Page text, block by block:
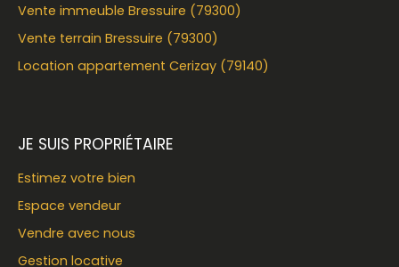
Vente immeuble Bressuire (79300)
Vente terrain Bressuire (79300)
Location appartement Cerizay (79140)
JE SUIS PROPRIÉTAIRE
Estimez votre bien
Espace vendeur
Vendre avec nous
Gestion locative